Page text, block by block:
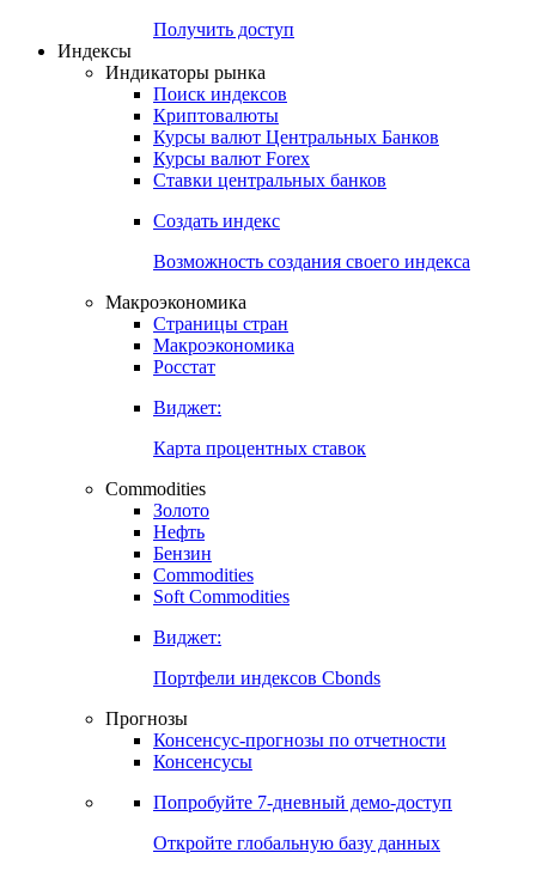
Получить доступ
Индексы
Индикаторы рынка
Поиск индексов
Криптовалюты
Курсы валют Центральных Банков
Курсы валют Forex
Ставки центральных банков
Создать индекс
Возможность создания своего индекса
Макроэкономика
Страницы стран
Макроэкономика
Росстат
Виджет:
Карта процентных ставок
Commodities
Золото
Нефть
Бензин
Commodities
Soft Commodities
Виджет:
Портфели индексов Cbonds
Прогнозы
Консенсус-прогнозы по отчетности
Консенсусы
Попробуйте 7-дневный демо-доступ
Откройте глобальную базу данных